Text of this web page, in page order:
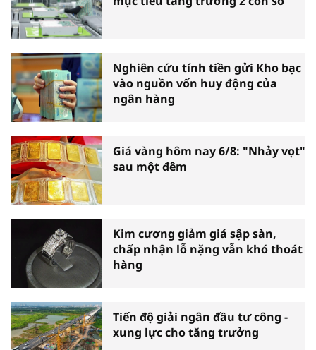
Nghiên cứu tính tiền gửi Kho bạc
vào nguồn vốn huy động của
ngân hàng
Giá vàng hôm nay 6/8: "Nhảy vọt"
sau một đêm
Kim cương giảm giá sập sàn,
chấp nhận lỗ nặng vẫn khó thoát
hàng
Tiến độ giải ngân đầu tư công -
xung lực cho tăng trưởng